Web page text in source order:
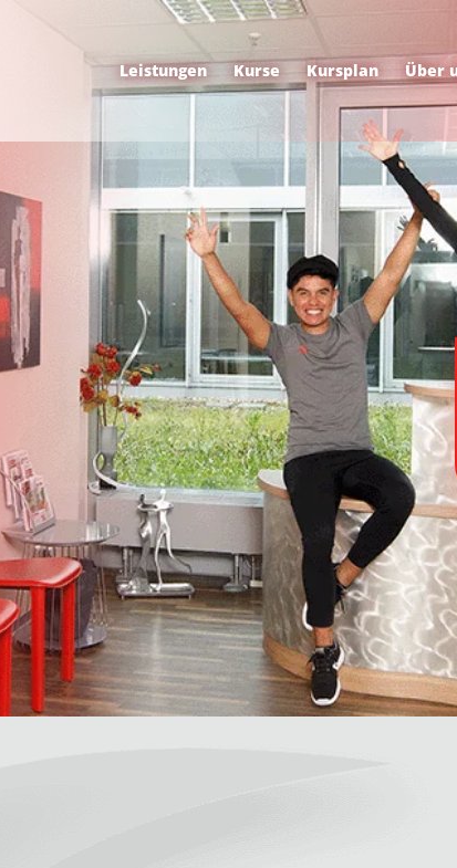
Leistungen Kurse Kursplan Über
Teilzeit bei uns anfangen?
Was ist für dich im Job besonders